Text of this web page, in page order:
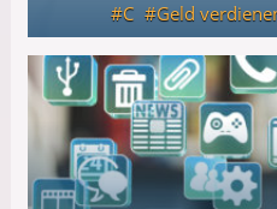
C Geld
↻ Täglich neue Produkttests